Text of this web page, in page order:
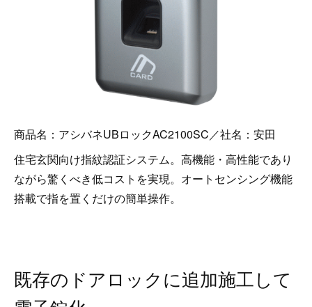
商品名：アシバネUBロックAC2100SC／社名：安田
住宅玄関向け指紋認証システム。高機能・高性能であり
ながら驚くべき低コストを実現。オートセンシング機能
搭載で指を置くだけの簡単操作。
既存のドアロックに追加施工して